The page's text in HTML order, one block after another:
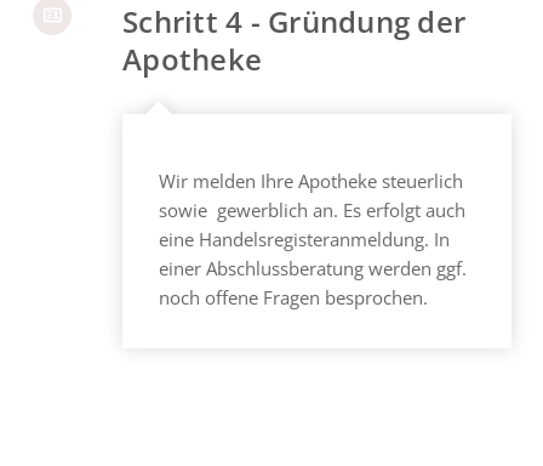
Schritt 4 - Gründung der
Apotheke
Wir melden Ihre Apotheke steuerlich
sowie gewerblich an. Es erfolgt auch
eine Handelsregisteranmeldung. In
einer Abschlussberatung werden ggf.
noch offene Fragen besprochen.